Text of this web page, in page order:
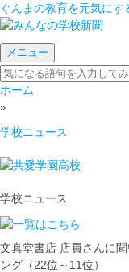
ぐんまの教育を元気に
メニュー
ホーム
»
学校ニュース
学校ニュース
文真堂書店 店員さんに
ング（22位～11位）